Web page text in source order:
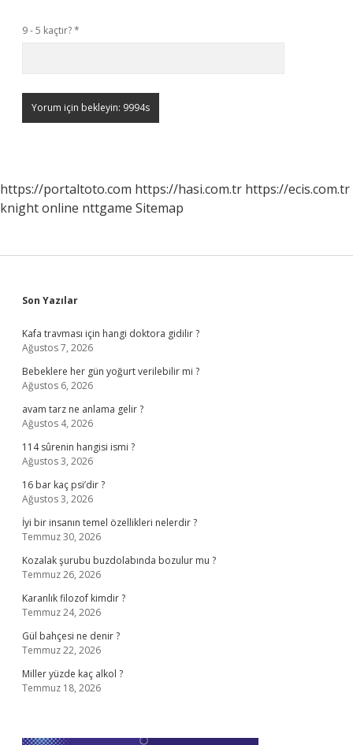
9 - 5 kaçtır?*
https://portaltoto.com https://hasi.com.tr https://ecis.com.tr
knight online nttgame Sitemap
Sidebar
Son Yazılar
Kafa travması için hangi doktora gidilir ?
Ağustos 7, 2026
Bebeklere her gün yoğurt verilebilir mi ?
Ağustos 6, 2026
avam tarz ne anlama gelir ?
Ağustos 4, 2026
114 sûrenin hangisi ismi ?
Ağustos 3, 2026
16 bar kaç psi’dir ?
Ağustos 3, 2026
İyi bir insanın temel özellikleri nelerdir ?
Temmuz 30, 2026
Kozalak şurubu buzdolabında bozulur mu ?
Temmuz 26, 2026
Karanlık filozof kimdir ?
Temmuz 24, 2026
Gül bahçesi ne denir ?
Temmuz 22, 2026
Miller yüzde kaç alkol ?
Temmuz 18, 2026